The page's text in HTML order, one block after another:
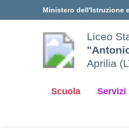
Ministero dell'Istruzione
Liceo
Aprilia
Scuola Servizi